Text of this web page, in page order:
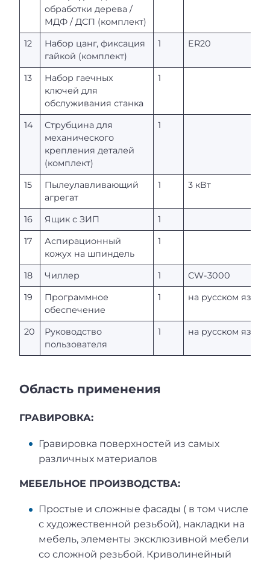
обработки дерева /
МДФ / ДСП (комплект)
12
Набор цанг, фиксация
гайкой (комплект)
1 ER20
13
Набор гаечных
ключей для
обслуживания станка
1
14
Струбцина для
механического
крепления деталей
(комплект)
1
15
Пылеулавливающий
агрегат
1 3 кВт
16 Ящик с ЗИП
1
17
Аспирационный
кожух на шпиндель
1
18 Чиллер 1
CW-3000
19
Программное
обеспечение
1 на русском языке
20
Руководство
пользователя
1 на русском языке
Область применения
ГРАВИРОВКА:
Гравировка поверхностей из самых
различных материалов
МЕБЕЛЬНОЕ ПРОИЗВОДСТВА:
Простые и сложные фасады ( в том числе
с художественной резьбой), накладки на
мебель, элементы эксклюзивной мебели
со сложной резьбой. Криволинейный